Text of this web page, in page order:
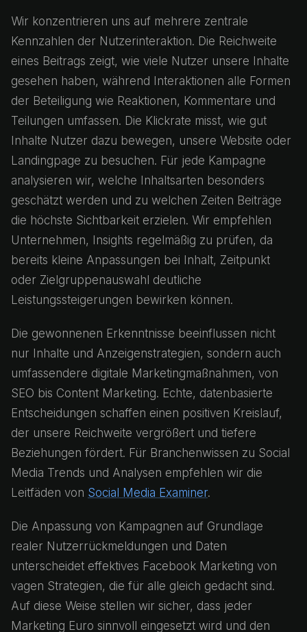
Wir konzentrieren uns auf mehrere zentrale
Kennzahlen der Nutzerinteraktion. Die Reichweite
eines Beitrags zeigt, wie viele Nutzer unsere Inhalte
gesehen haben, während Interaktionen alle Formen
der Beteiligung wie Reaktionen, Kommentare und
Teilungen umfassen. Die Klickrate misst, wie gut
Inhalte Nutzer dazu bewegen, unsere Website oder
Landingpage zu besuchen. Für jede Kampagne
analysieren wir, welche Inhaltsarten besonders
geschätzt werden und zu welchen Zeiten Beiträge
die höchste Sichtbarkeit erzielen. Wir empfehlen
Unternehmen, Insights regelmäßig zu prüfen, da
bereits kleine Anpassungen bei Inhalt, Zeitpunkt
oder Zielgruppenauswahl deutliche
Leistungssteigerungen bewirken können.
Die gewonnenen Erkenntnisse beeinflussen nicht
nur Inhalte und Anzeigenstrategien, sondern auch
umfassendere digitale Marketingmaßnahmen, von
SEO bis Content Marketing. Echte, datenbasierte
Entscheidungen schaffen einen positiven Kreislauf,
der unsere Reichweite vergrößert und tiefere
Beziehungen fördert. Für Branchenwissen zu Social
Media Trends und Analysen empfehlen wir die
Leitfäden von Social Media Examiner.
Die Anpassung von Kampagnen auf Grundlage
realer Nutzerrückmeldungen und Daten
unterscheidet effektives Facebook Marketing von
vagen Strategien, die für alle gleich gedacht sind.
Auf diese Weise stellen wir sicher, dass jeder
Marketing Euro sinnvoll eingesetzt wird und den